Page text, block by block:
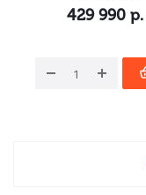
429 990 р.